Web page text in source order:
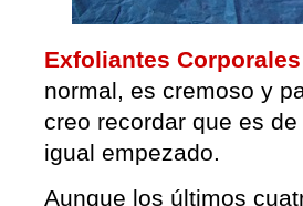
Exfoliantes Corporales
normal, es cremoso y
creo recordar que es
igual empezado.
Aunque los últimos